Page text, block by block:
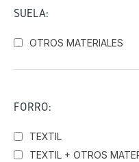
SUELA:
OTROS MATERIALES
FORRO:
TEXTIL
TEXTIL + OTROS